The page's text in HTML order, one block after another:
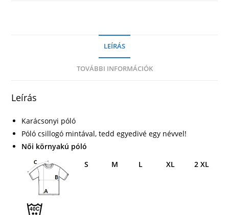
LEÍRÁS
TOVÁBBI INFORMÁCIÓK
Leírás
Karácsonyi póló
Póló csillogó mintával, tedd egyedivé egy névvel!
Női környakú póló
S
M L XL 2 XL